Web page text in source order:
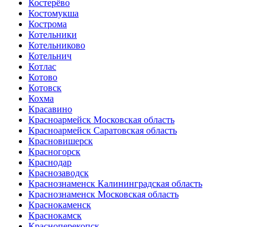
Костерёво
Костомукша
Кострома
Котельники
Котельниково
Котельнич
Котлас
Котово
Котовск
Кохма
Красавино
Красноармейск Московская область
Красноармейск Саратовская область
Красновишерск
Красногорск
Краснодар
Краснозаводск
Краснознаменск Калининградская область
Краснознаменск Московская область
Краснокаменск
Краснокамск